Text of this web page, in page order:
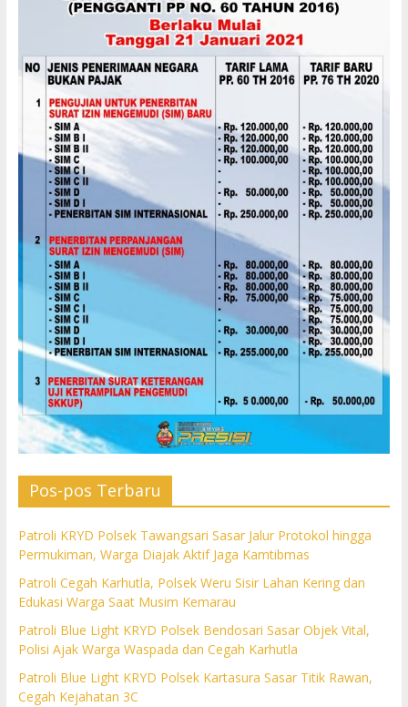
Pos-pos Terbaru
Patroli KRYD Polsek Tawangsari Sasar Jalur Protokol hingga
Permukiman, Warga Diajak Aktif Jaga Kamtibmas
Patroli Cegah Karhutla, Polsek Weru Sisir Lahan Kering dan
Edukasi Warga Saat Musim Kemarau
Patroli Blue Light KRYD Polsek Bendosari Sasar Objek Vital,
Polisi Ajak Warga Waspada dan Cegah Karhutla
Patroli Blue Light KRYD Polsek Kartasura Sasar Titik Rawan,
Cegah Kejahatan 3C